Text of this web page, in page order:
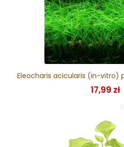
Eleocharis acicularis (in-vitro)
17,99 zł